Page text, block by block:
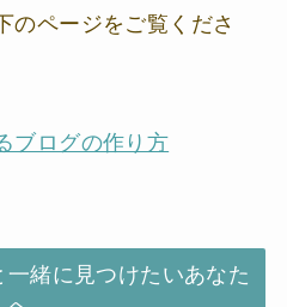
のページをご覧くださ
ブログの作り方
緒に見つけたいあなた